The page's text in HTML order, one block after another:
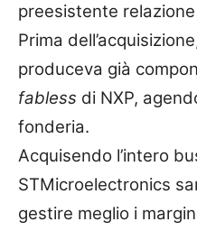
preesistente
Prima
produceva già
fabless di NXP,
fonderia.
Acquisendo l’intero
STMicroelectronics
gestire meglio i